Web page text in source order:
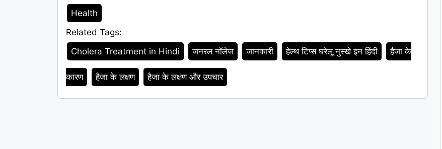
Category
Health
Related Tags:
Tags
Cholera Treatment in Hindi जनरल नॉलेज जानकारी हेल्थ टिप्स घरेलू नुस्खे इन हिंदी हैजा के
कारण हैजा के लक्षण हैजा के लक्षण और उपचार